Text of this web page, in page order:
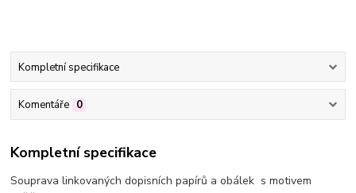
Kompletní specifikace
Komentáře 0
Kompletní specifikace
Souprava linkovaných dopisních papírů a obálek s motivem